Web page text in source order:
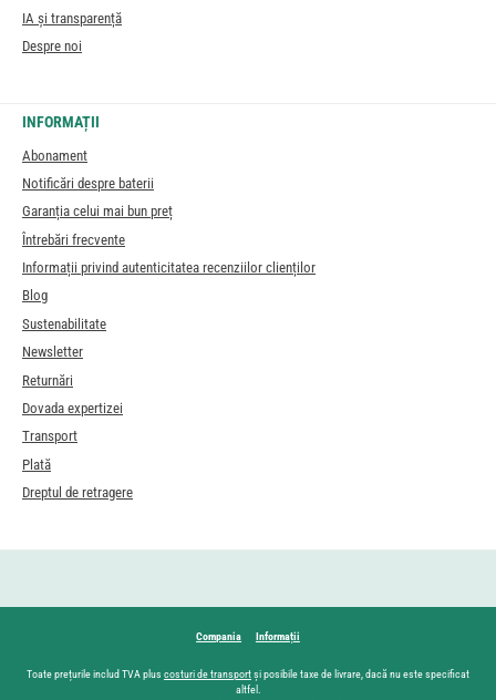
IA și transparență
Despre noi
INFORMAȚII
Abonament
Notificări despre baterii
Garanția celui mai bun preț
Întrebări frecvente
Informații privind autenticitatea recenziilor clienților
Blog
Sustenabilitate
Newsletter
Returnări
Dovada expertizei
Transport
Plată
Dreptul de retragere
Compania Informații
Toate prețurile includ TVA plus costuri de transportși posibile taxe de livrare, dacă nu este specificat
altfel.